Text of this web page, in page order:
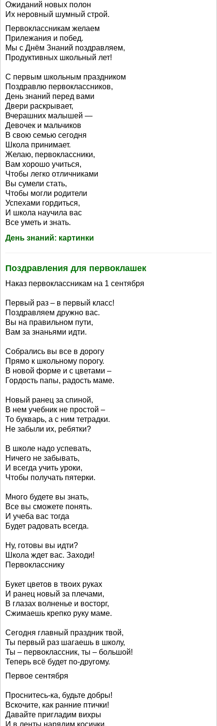
Ожиданий новых полон
Их неровный шумный строй.
Первоклассникам желаем
Прилежания и побед.
Мы с Днём Знаний поздравляем,
Продуктивных школьный лет!
С первым школьным праздником
Поздравлю первоклассников,
День знаний перед вами
Двери раскрывает,
Вчерашних малышей —
Девочек и мальчиков
В свою семью сегодня
Школа принимает.
Желаю, первоклассники,
Вам хорошо учиться,
Чтобы легко отличниками
Вы сумели стать,
Чтобы могли родители
Успехами гордиться,
И школа научила вас
Все уметь и знать.
День знаний: картинки
Поздравления для первоклашек
Наказ первоклассникам на 1 сентября
Первый раз – в первый класс!
Поздравляем дружно вас.
Вы на правильном пути,
Вам за знаньями идти.
Собрались вы все в дорогу
Прямо к школьному порогу.
В новой форме и с цветами –
Гордость папы, радость маме.
Новый ранец за спиной,
В нем учебник не простой –
То букварь, а с ним тетрадки.
Не забыли их, ребятки?
В школе надо успевать,
Ничего не забывать,
И всегда учить уроки,
Чтобы получать пятерки.
Много будете вы знать,
Все вы сможете понять.
И учеба вас тогда
Будет радовать всегда.
Ну, готовы вы идти?
Школа ждет вас. Заходи!
Первокласснику
Букет цветов в твоих руках
И ранец новый за плечами,
В глазах волненье и восторг,
Сжимаешь крепко руку маме.
Сегодня главный праздник твой,
Ты первый раз шагаешь в школу,
Ты – первоклассник, ты – большой!
Теперь всё будет по-другому.
Первое сентября
Проснитесь-ка, будьте добры!
Вскочите, как ранние птички!
Давайте пригладим вихры
И в ленты нарядим косички.